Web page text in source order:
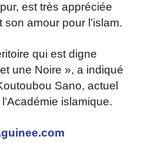
est très appréciée
amour pour l’islam.
qui est digne
une Noire », a indiqué
Sano, actuel
islamique.